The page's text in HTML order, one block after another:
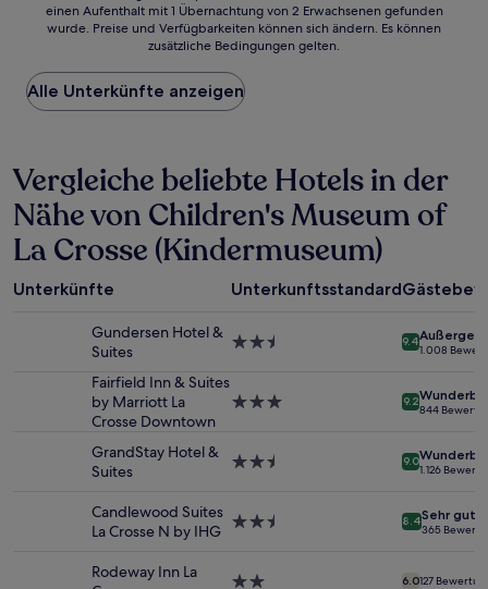
der
Preis
pro
Nacht,
den
letzten
24 Stunden
für
einen
mit
2 Erwachsenen
Verfügbarkeiten
zusätzliche
Bedingungen
einen Aufenthalt mit 1 Übernachtung von 2 Erwachsenen gefunden
wurde. Preise und Verfügbarkeiten können sich ändern. Es können
zusätzliche Bedingungen gelten.
Alle Unterkünfte anzeigen
Vergleiche beliebte Hotels in der
Nähe von Children's Museum of
La Crosse (Kindermuseum)
Unterkünfte Unterkunftsstandard
Gundersen Hotel &
Suites
2.5-
9.4
1.008
Fairfield Inn & Suites
by Marriott La
Crosse Downtown
3.0-
9.2
844
GrandStay Hotel &
Suites
2.5-
9.0
1.126
Candlewood Suites
La Crosse N by IHG 2.5-
8.4Sehr gut
365
Rodeway Inn La
2.0- 6.0127